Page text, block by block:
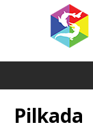
Pilkada